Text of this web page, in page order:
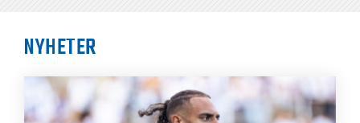
NYHETER